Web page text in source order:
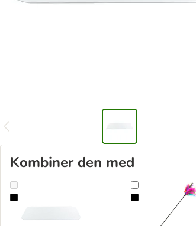
Kombiner den med
Trixie spiseunderlag Vinyl Lekestang